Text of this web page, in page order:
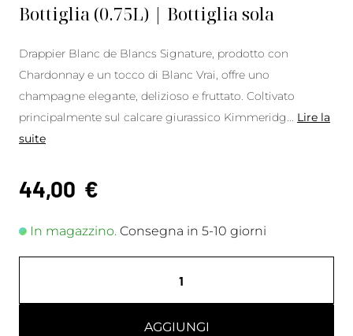
Bottiglia (0.75L) | Bottiglia sola
Drappier Blanc de Blancs Signature, prodotto con
Chardonnay e un tocco di Blanc Vrai, offre uno
champagne elegante, delizioso e fruttato. Coltivato
principalmente sul calcare giurassico Kimmeridg
Lire la
suite
44,00 €
In magazzino. Consegna in 5-10 giorni
AGGIUNGI